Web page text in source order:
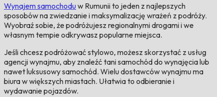
Wynajem samochoduw Rumunii to jeden z najlepszych
sposobów na zwiedzanie i maksymalizację wrażeń z podróży.
Wyobraź sobie, że podróżujesz regionalnymi drogami i we
własnym tempie odkrywasz popularne miejsca.
Jeśli chcesz podróżować stylowo, możesz skorzystać z usług
agencji wynajmu, aby znaleźć tani samochód do wynajęcia lub
nawet luksusowy samochód. Wielu dostawców wynajmu ma
biura w większych miastach. Ułatwia to odbieranie i
wydawanie pojazdów.